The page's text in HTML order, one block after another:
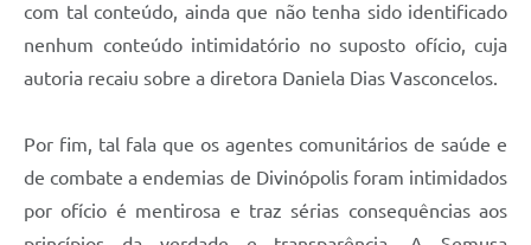
com tal conteúdo, ainda que não tenha sido identificado
nenhum conteúdo intimidatório no suposto ofício, cuja
autoria recaiu sobre a diretora Daniela Dias Vasconcelos.
Por fim, tal fala que os agentes comunitários de saúde e
de combate a endemias de Divinópolis foram intimidados
por ofício é mentirosa e traz sérias consequências aos